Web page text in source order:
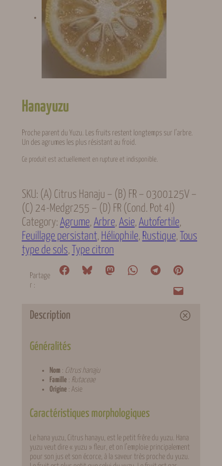
Hanayuzu
Proche parent du Yuzu. Les fruits restent longtemps sur l’arbre.
Un des agrumes les plus résistant au froid.
Ce produit est actuellement en rupture et indisponible.
SKU: (A) Citrus Hanaju – (B) FR – 0300125V –
(C) 24-Medgr255 – (D) FR (cond. Pot 4l)
Category: Agrume, Arbre, Asie, Autofertile
Feuillage persistant, Héliophile, Rustique, Tous
type de sols, Type citron
Partage
r :
Description
Généralités
Nom : Citrus hanaju
Famille : Rutaceae
Origine : Asie
Caractéristiques morphologiques
Le hana yuzu, Citrus hanayu, est le petit frêre du yuzu. Hana
yuzu veut dire « yuzu » fleur, et on l’emploie principalement
pour son jus et son écorce, à la saveur très proche du yuzu.